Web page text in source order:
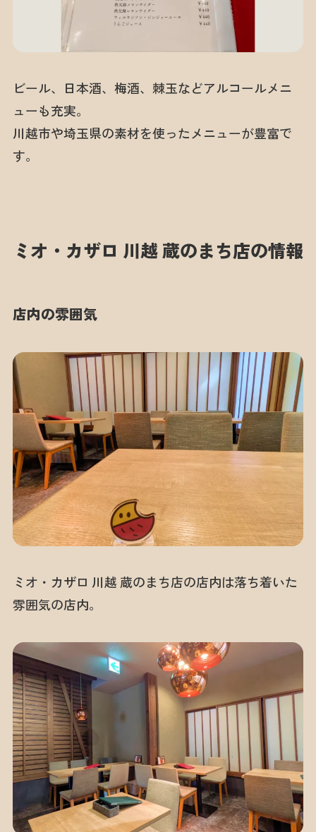
ビール、日本酒、梅酒、棘玉などアルコールメニ
ューも充実。
川越市や埼玉県の素材を使ったメニューが豊富で
す。
ミオ・カザロ 川越 蔵のまち店の情報
店内の雰囲気
ミオ・カザロ 川越 蔵のまち店の店内は落ち着いた
雰囲気の店内。